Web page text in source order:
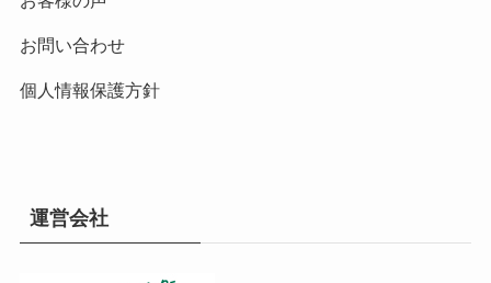
お問い合わせ
個人情報保護方針
運営会社